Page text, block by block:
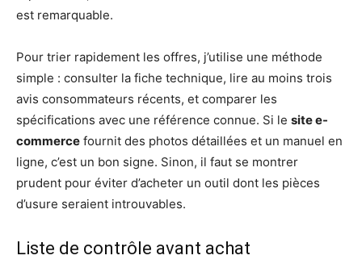
est remarquable.
Pour trier rapidement les offres, j’utilise une méthode
simple : consulter la fiche technique, lire au moins trois
avis consommateurs récents, et comparer les
spécifications avec une référence connue. Si le site e-
commerce fournit des photos détaillées et un manuel en
ligne, c’est un bon signe. Sinon, il faut se montrer
prudent pour éviter d’acheter un outil dont les pièces
d’usure seraient introuvables.
Liste de contrôle avant achat